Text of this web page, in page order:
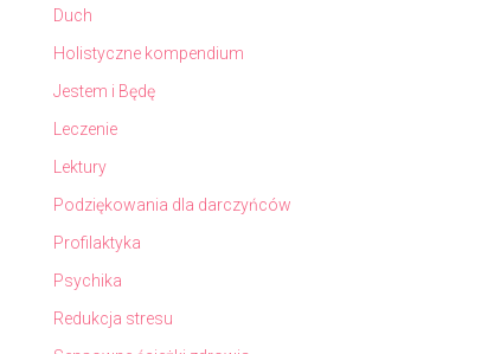
Duch
Holistyczne kompendium
Jestem i Będę
Leczenie
Lektury
Podziękowania dla darczyńców
Profilaktyka
Psychika
Redukcja stresu